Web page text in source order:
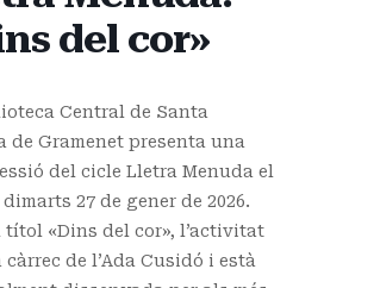
del cor»
Central de Santa
de Gramenet presenta una
del cicle Lletra Menuda el
27 de gener de 2026.
títol «Dins del cor», l’activitat
de l’Ada Cusidó i està